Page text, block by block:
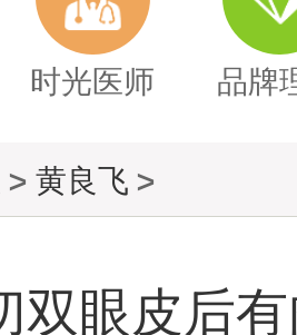
时光医师 品牌
> 黄良飞 >
双眼皮后